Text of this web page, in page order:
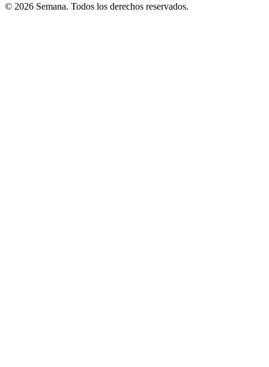
© 2026 Semana. Todos los derechos reservados.